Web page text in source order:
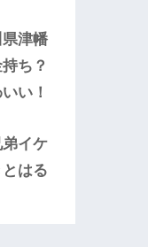
津幡
ち？
い！
弟イケ
はる